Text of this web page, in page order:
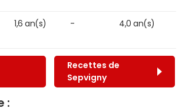
1,6 an(s) - 4,0 an(s)
Recettes de
Sepvigny
: